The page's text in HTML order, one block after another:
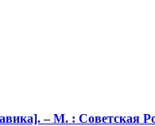
– М. : Советская